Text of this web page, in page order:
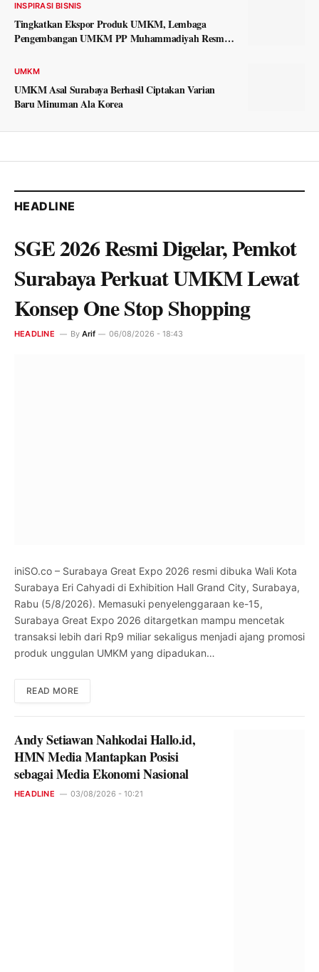
INSPIRASI BISNIS
Tingkatkan Ekspor Produk UMKM, Lembaga
Pengembangan UMKM PP Muhammadiyah Resmi
UMKM
UMKM Asal Surabaya Berhasil Ciptakan Varian
Baru Minuman Ala Korea
HEADLINE
SGE 2026 Resmi Digelar, Pemkot
Surabaya Perkuat UMKM Lewat
Konsep One Stop Shopping
HEADLINE By Arif 06/08/2026 - 18:43
iniSO.co – Surabaya Great Expo 2026 resmi dibuka Wali Kota
Surabaya Eri Cahyadi di Exhibition Hall Grand City, Surabaya,
Rabu (5/8/2026). Memasuki penyelenggaraan ke-15,
Surabaya Great Expo 2026 ditargetkan mampu mencetak
transaksi lebih dari Rp9 miliar sekaligus menjadi ajang promosi
produk unggulan UMKM yang dipadukan…
READ MORE
Andy Setiawan Nahkodai Hallo.id,
HMN Media Mantapkan Posisi
sebagai Media Ekonomi Nasional
HEADLINE 03/08/2026 - 10:21